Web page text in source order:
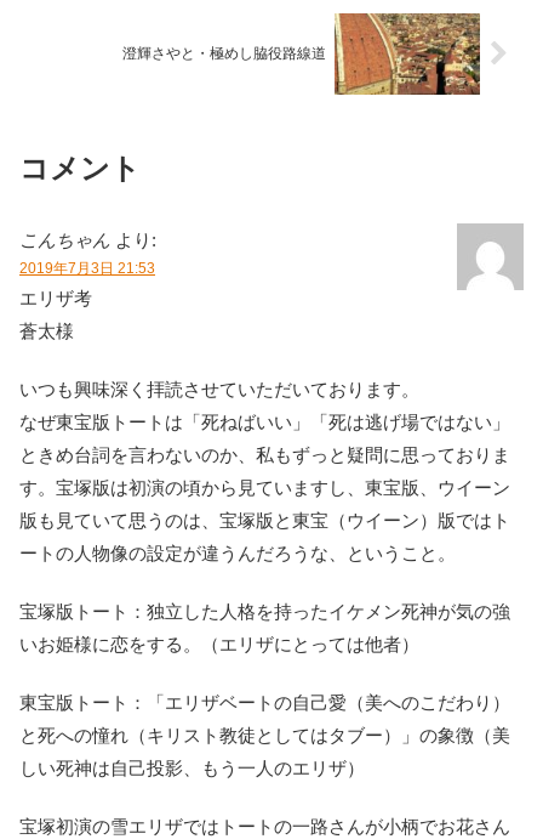
澄輝さやと・極めし脇役路線道
コメント
こんちゃん より:
2019年7月3日 21:53
エリザ考
蒼太様
いつも興味深く拝読させていただいております。
なぜ東宝版トートは「死ねばいい」「死は逃げ場ではない」
ときめ台詞を言わないのか、私もずっと疑問に思っておりま
す。宝塚版は初演の頃から見ていますし、東宝版、ウイーン
版も見ていて思うのは、宝塚版と東宝（ウイーン）版ではト
ートの人物像の設定が違うんだろうな、ということ。
宝塚版トート：独立した人格を持ったイケメン死神が気の強
いお姫様に恋をする。（エリザにとっては他者）
東宝版トート：「エリザベートの自己愛（美へのこだわり）
と死への憧れ（キリスト教徒としてはタブー）」の象徴（美
しい死神は自己投影、もう一人のエリザ）
宝塚初演の雪エリザではトートの一路さんが小柄でお花さん